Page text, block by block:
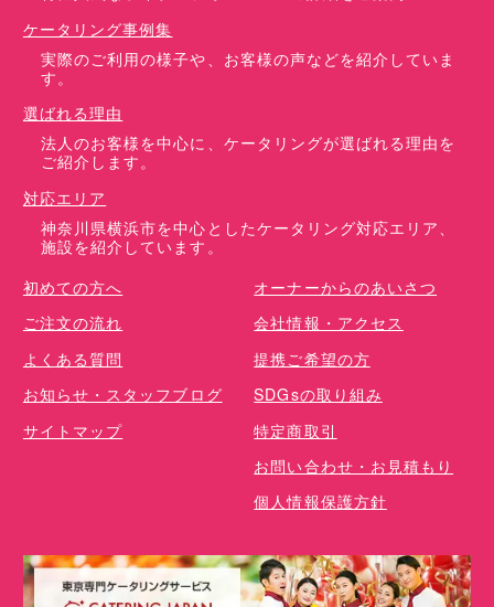
ケータリング事例集
実際のご利用の様子や、お客様の声などを紹介していま
す。
選ばれる理由
法人のお客様を中心に、ケータリングが選ばれる理由を
ご紹介します。
対応エリア
神奈川県横浜市を中心としたケータリング対応エリア、
施設を紹介しています。
初めての方へ
ご注文の流れ
よくある質問
お知らせ・スタッフブログ
サイトマップ
オーナーからのあいさつ
会社情報・アクセス
提携ご希望の方
SDGsの取り組み
特定商取引
お問い合わせ・お見積もり
個人情報保護方針